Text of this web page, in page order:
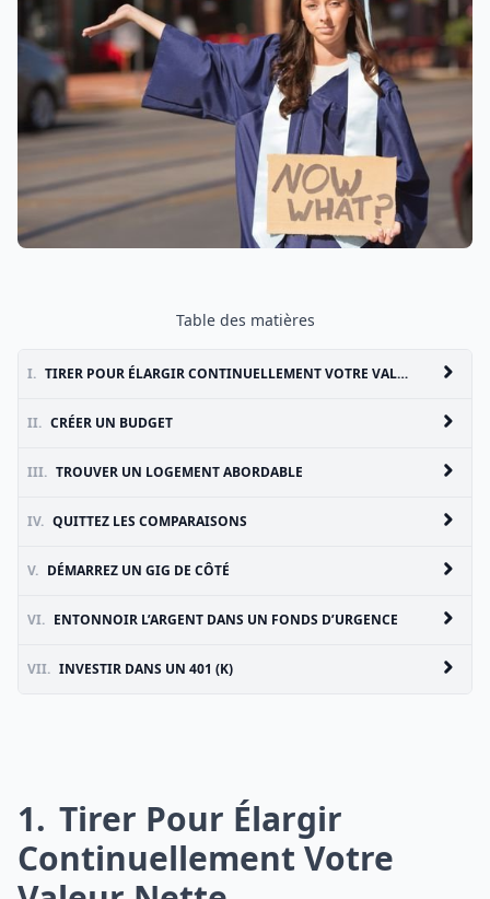
Table des matières
I. TIRER POUR ÉLARGIR CONTINUELLEMENT VOTRE VALEUR NETTE
II. CRÉER UN BUDGET
III. TROUVER UN LOGEMENT ABORDABLE
IV. QUITTEZ LES COMPARAISONS
V. DÉMARREZ UN GIG DE CÔTÉ
VI. ENTONNOIR L’ARGENT DANS UN FONDS D’URGENCE
VII. INVESTIR DANS UN 401 (K)
1
Tirer Pour Élargir
Continuellement Votre